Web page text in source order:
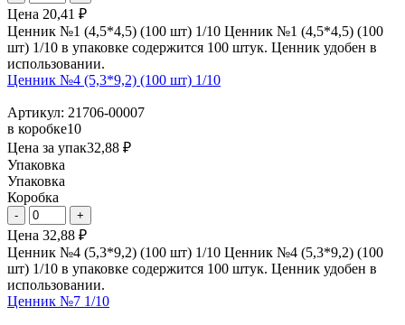
Цена 20,41 ₽
Ценник №1 (4,5*4,5) (100 шт) 1/10 Ценник №1 (4,5*4,5) (100
шт) 1/10 в упаковке содержится 100 штук. Ценник удобен в
использовании.
Ценник №4 (5,3*9,2) (100 шт) 1/10
Артикул: 21706-00007
в коробке10
Цена за упак32,88 ₽
Упаковка
Упаковка
Коробка
Цена 32,88 ₽
Ценник №4 (5,3*9,2) (100 шт) 1/10 Ценник №4 (5,3*9,2) (100
шт) 1/10 в упаковке содержится 100 штук. Ценник удобен в
использовании.
Ценник №7 1/10